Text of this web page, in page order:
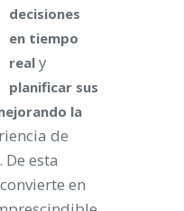
decisiones
en tiempo
real y
planificar sus
la
de
esta
en